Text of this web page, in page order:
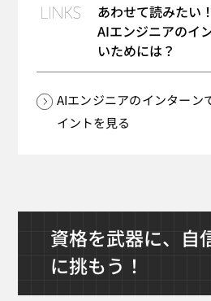
あわせて読みたい！
AIエンジニアのイ
いためには？
AIエンジニアのインターン
イントを見る
資格を武器に、自
に挑もう！